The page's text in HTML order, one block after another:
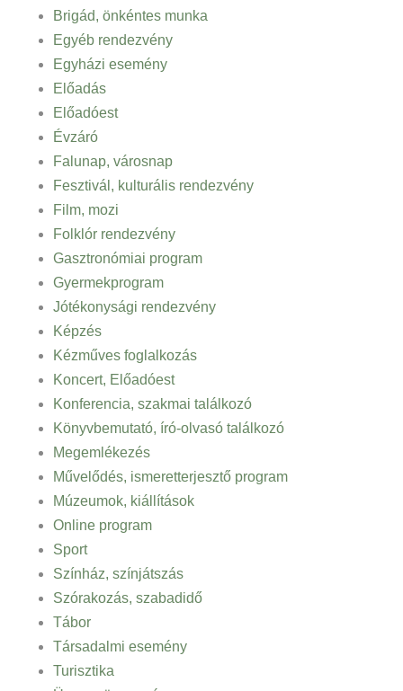
Brigád, önkéntes munka
Egyéb rendezvény
Egyházi esemény
Előadás
Előadóest
Évzáró
Falunap, városnap
Fesztivál, kulturális rendezvény
Film, mozi
Folklór rendezvény
Gasztronómiai program
Gyermekprogram
Jótékonysági rendezvény
Képzés
Kézműves foglalkozás
Koncert, Előadóest
Konferencia, szakmai találkozó
Könyvbemutató, író-olvasó találkozó
Megemlékezés
Művelődés, ismeretterjesztő program
Múzeumok, kiállítások
Online program
Sport
Színház, színjátszás
Szórakozás, szabadidő
Tábor
Társadalmi esemény
Turisztika